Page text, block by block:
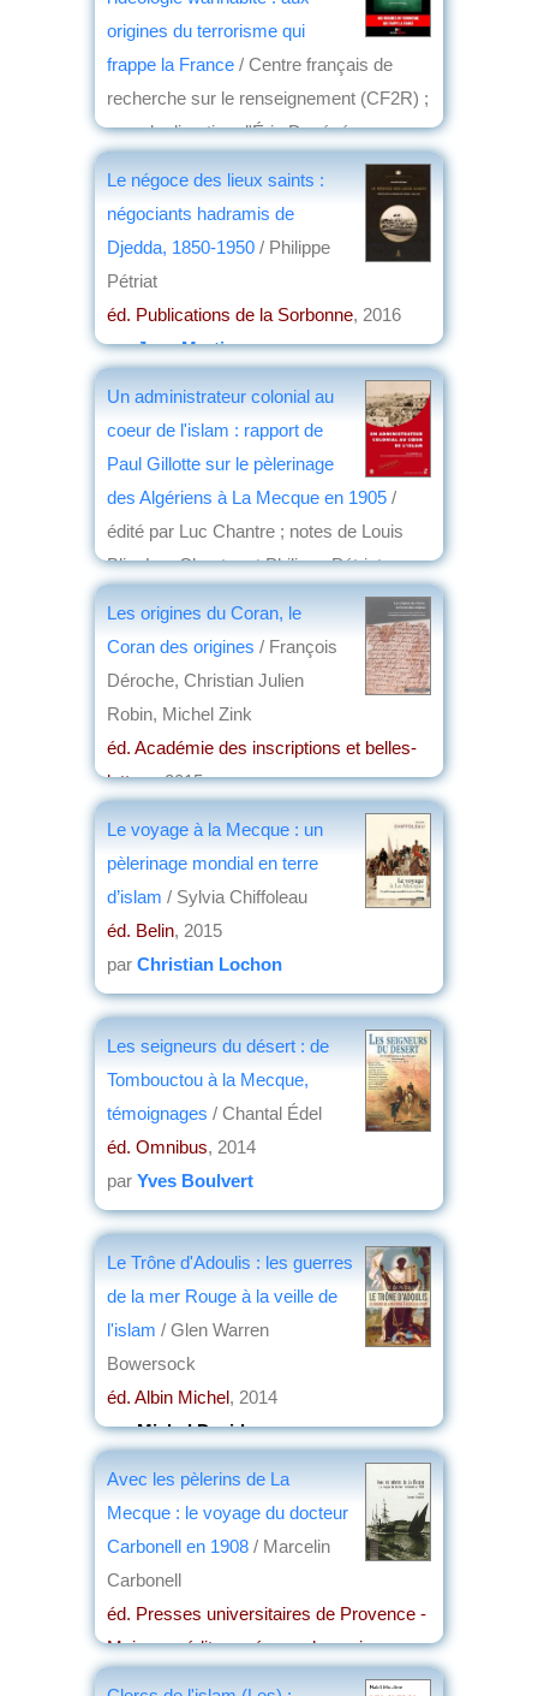
origines du terrorisme qui
frappe la France / Centre français de
recherche sur le renseignement (CF2R) ;
sous la direction d'Éric Denécé
Le négoce des lieux saints :
négociants hadramis de
Djedda, 1850-1950 / Philippe
Pétriat
éd. Publications de la Sorbonne, 2016
parJean Martin
Un administrateur colonial au
coeur de l'islam : rapport de
Paul Gillotte sur le pèlerinage
des Algériens à La Mecque en 1905 /
édité par Luc Chantre ; notes de Louis
Blin, Luc Chantre et Philippe Pétriat
éd. Presses universitaires de Provence,
Les origines du Coran, le
Coran des origines / François
Déroche, Christian Julien
Robin, Michel Zink
éd. Académie des inscriptions et belles-
lettres, 2015
Le voyage à la Mecque : un
pèlerinage mondial en terre
d’islam / Sylvia Chiffoleau
éd. Belin, 2015
par Christian Lochon
Les seigneurs du désert : de
Tombouctou à la Mecque,
témoignages / Chantal Édel
éd. Omnibus, 2014
par Yves Boulvert
Le Trône d'Adoulis : les guerres
de la mer Rouge à la veille de
l'islam / Glen Warren
Bowersock
éd. Albin Michel, 2014
parMichel David
Avec les pèlerins de La
Mecque : le voyage du docteur
Carbonell en 1908 / Marcelin
Carbonell
éd. Presses universitaires de Provence -
Maison méditerranéenne des sciences